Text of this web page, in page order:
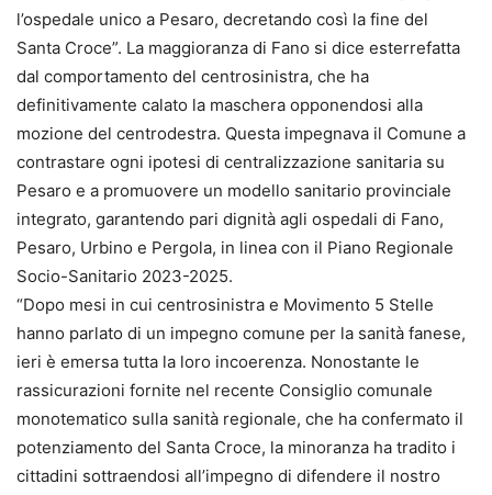
l’ospedale unico a Pesaro, decretando così la fine del
Santa Croce”. La maggioranza di Fano si dice esterrefatta
dal comportamento del centrosinistra, che ha
definitivamente calato la maschera opponendosi alla
mozione del centrodestra. Questa impegnava il Comune a
contrastare ogni ipotesi di centralizzazione sanitaria su
Pesaro e a promuovere un modello sanitario provinciale
integrato, garantendo pari dignità agli ospedali di Fano,
Pesaro, Urbino e Pergola, in linea con il Piano Regionale
Socio-Sanitario 2023-2025.
“Dopo mesi in cui centrosinistra e Movimento 5 Stelle
hanno parlato di un impegno comune per la sanità fanese,
ieri è emersa tutta la loro incoerenza. Nonostante le
rassicurazioni fornite nel recente Consiglio comunale
monotematico sulla sanità regionale, che ha confermato il
potenziamento del Santa Croce, la minoranza ha tradito i
cittadini sottraendosi all’impegno di difendere il nostro